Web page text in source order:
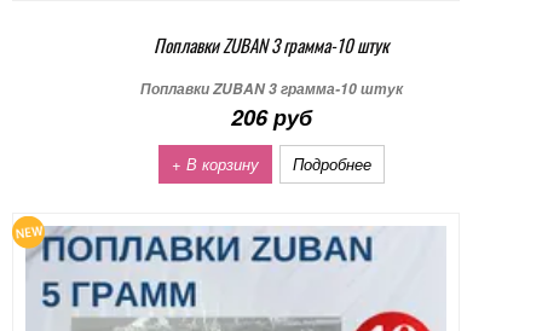
Поплавки ZUBAN 3 грамма-10 штук
Поплавки ZUBAN 3 грамма-10 штук
206 руб
+ В корзину Подробнее